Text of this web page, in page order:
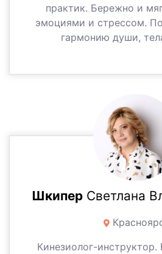
практик. Бережно и
эмоциями и стрессом.
гармонию души,
ШкиперСветлана
Кинезиолог-инструктор.